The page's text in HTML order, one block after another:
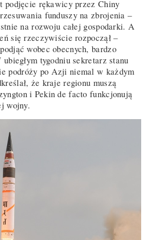
podjęcie rękawicy przez Chiny
funduszy na zbrojenia –
na rozwoju całej gospodarki. A
się rzeczywiście rozpoczął –
wobec obecnych, bardzo
tygodniu sekretarz stanu
podróży po Azji niemal w każdym
że kraje regionu muszą
i Pekin de facto funkcjonują
wojny.